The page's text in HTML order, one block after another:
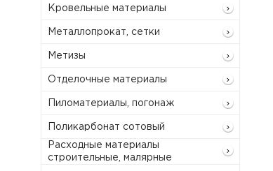
Кровельные материалы
Металлопрокат, сетки
Метизы
Отделочные материалы
Пиломатериалы, погонаж
Поликарбонат сотовый
Расходные материалы
строительные, малярные